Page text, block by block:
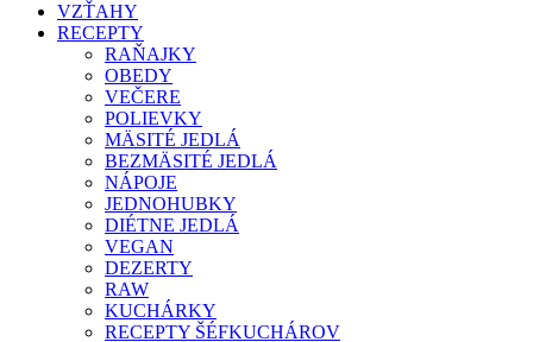
VZŤAHY
RECEPTY
RAŇAJKY
OBEDY
VEČERE
POLIEVKY
MÄSITÉ JEDLÁ
BEZMÄSITÉ JEDLÁ
NÁPOJE
JEDNOHUBKY
DIÉTNE JEDLÁ
VEGAN
DEZERTY
RAW
KUCHÁRKY
RECEPTY ŠÉFKUCHÁROV